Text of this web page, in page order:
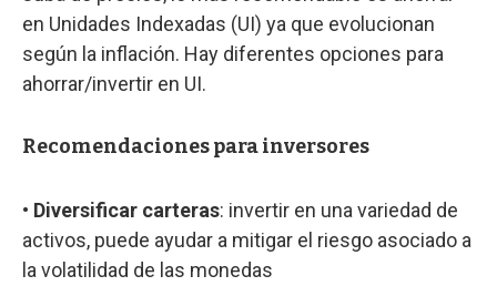
en Unidades Indexadas (UI) ya que evolucionan
según la inflación. Hay diferentes opciones para
ahorrar/invertir en UI.
Recomendaciones para inversores
• Diversificar carteras: invertir en una variedad de
activos, puede ayudar a mitigar el riesgo asociado a
la volatilidad de las monedas